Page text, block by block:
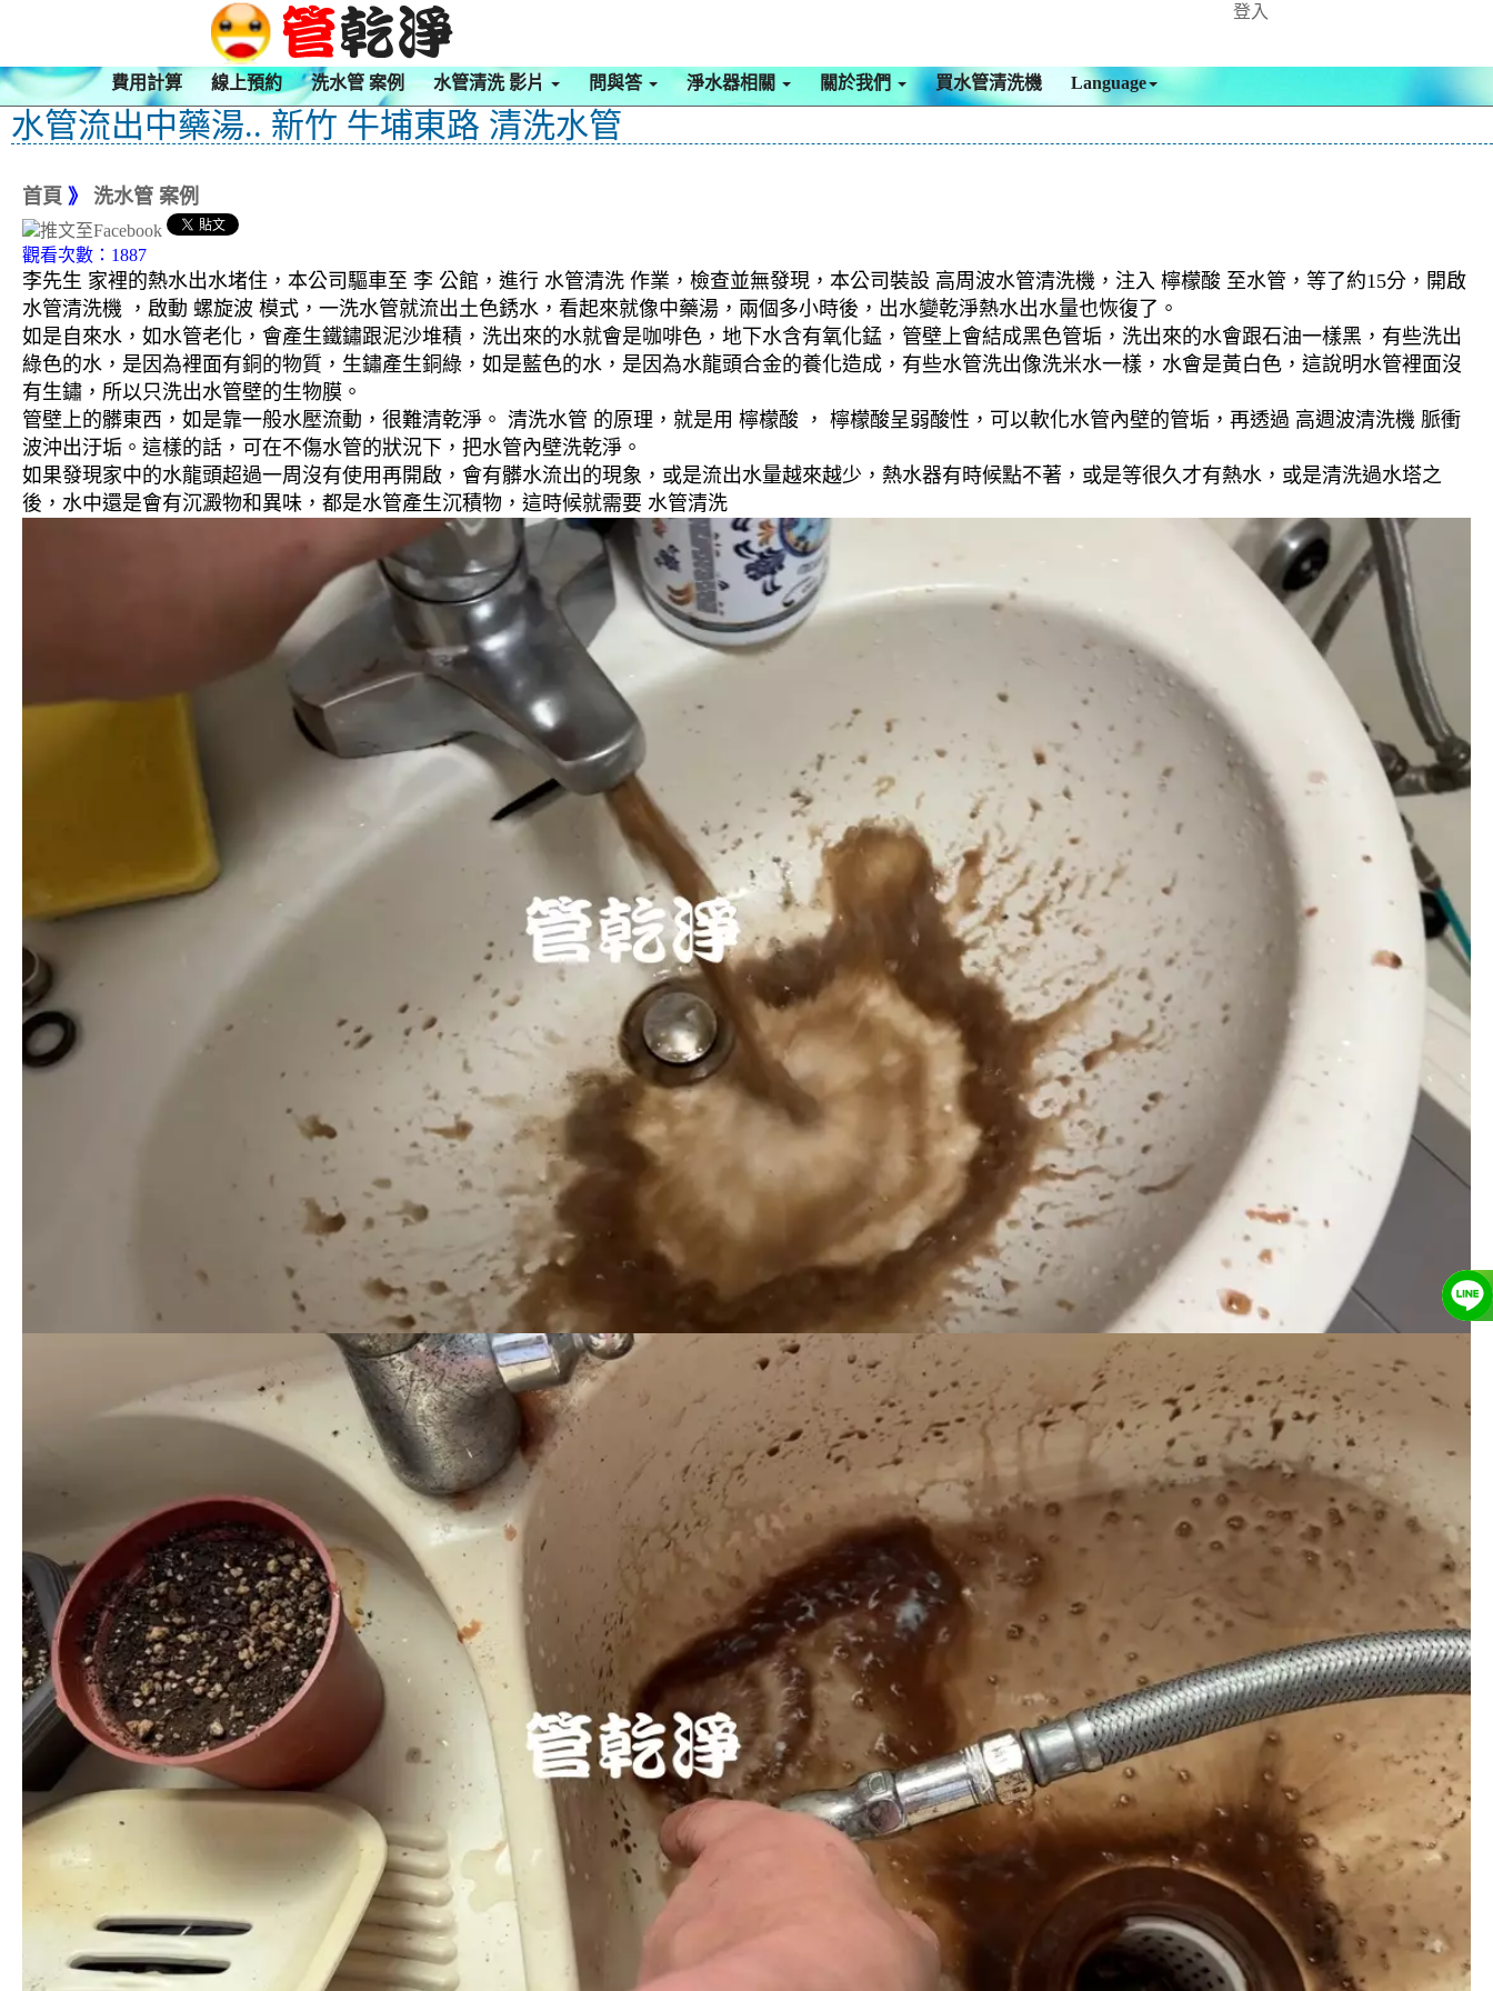
登入
費用計算 線上預約 洗水管 案例 水管清洗 影片 問與答 淨水器相關 關於我們 買水管清洗機 Language
水管流出中藥湯.. 新竹 牛埔東路 清洗水管
首頁 》 洗水管 案例
觀看次數：1887
李先生 家裡的熱水出水堵住，本公司驅車至 李 公館，進行 水管清洗 作業，檢查並無發現，本公司裝設 高周波水管清洗機，注入 檸檬酸 至水管，等了約15分，開啟
水管清洗機 ，啟動 螺旋波 模式，一洗水管就流出土色銹水，看起來就像中藥湯，兩個多小時後，出水變乾淨熱水出水量也恢復了。
如是自來水，如水管老化，會產生鐵鏽跟泥沙堆積，洗出來的水就會是咖啡色，地下水含有氧化錳，管壁上會結成黑色管垢，洗出來的水會跟石油一樣黑，有些洗出
綠色的水，是因為裡面有銅的物質，生鏽產生銅綠，如是藍色的水，是因為水龍頭合金的養化造成，有些水管洗出像洗米水一樣，水會是黃白色，這說明水管裡面沒
有生鏽，所以只洗出水管壁的生物膜。
管壁上的髒東西，如是靠一般水壓流動，很難清乾淨。 清洗水管 的原理，就是用 檸檬酸 ， 檸檬酸呈弱酸性，可以軟化水管內壁的管垢，再透過 高週波清洗機 脈衝
波沖出汙垢。這樣的話，可在不傷水管的狀況下，把水管內壁洗乾淨。
如果發現家中的水龍頭超過一周沒有使用再開啟，會有髒水流出的現象，或是流出水量越來越少，熱水器有時候點不著，或是等很久才有熱水，或是清洗過水塔之
後，水中還是會有沉澱物和異味，都是水管產生沉積物，這時候就需要 水管清洗